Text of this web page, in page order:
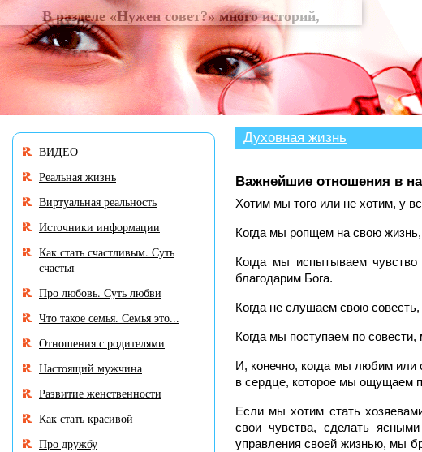
В разделе «Нужен совет?»
Духовная жизнь
Важнейшие отношения в
Хотим мы того или не хотим, у
Когда мы ропщем на свою
Когда мы испытываем
благодарим Бога.
Когда не слушаем свою
Когда мы поступаем по
И, конечно, когда мы любим
в сердце, которое мы ощущаем
Если мы хотим стать
свои чувства, сделать
управления своей жизнью, мы
ВИДЕО
Реальная жизнь
Виртуальная реальность
Источники информации
Как стать счастливым. Суть
счастья
Про любовь. Суть любви
Что такое семья. Семья это...
Отношения с родителями
Настоящий мужчина
Развитие женственности
Как стать красивой
Про дружбу